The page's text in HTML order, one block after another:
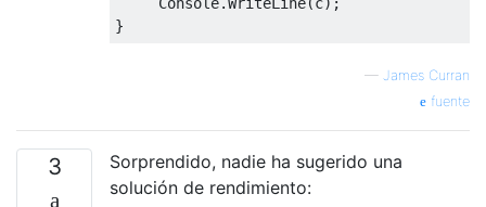
}
— James Curran
fuente
3
Sorprendido, nadie ha sugerido una
solución de rendimiento: